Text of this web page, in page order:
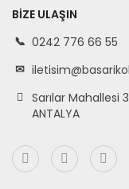
BIZE ULAŞIN
0242 776 66 55
Sarılar Mahallesi
ANTALYA